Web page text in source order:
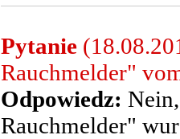
Pytanie
Rauchmelder"
Odpowiedz:
Rauchmelder"